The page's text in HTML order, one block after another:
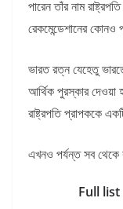
পারেন তাঁর নাম
রেকমেন্ডেশানের
ভারত রত্ন যেহেতু
আর্থিক পুরস্কার দেওয়া
রাষ্ট্রপতি প্রাপককে
এখনও পর্যন্ত সব থেকে
Full